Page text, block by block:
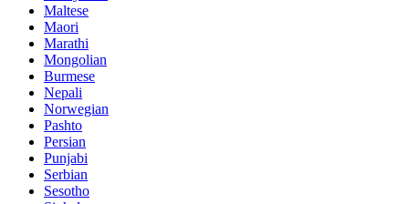
Maltese
Maori
Marathi
Mongolian
Burmese
Nepali
Norwegian
Pashto
Persian
Punjabi
Serbian
Sesotho